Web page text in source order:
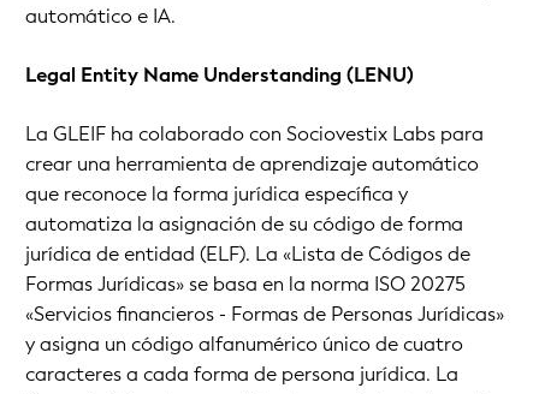
automático e IA.
Legal Entity Name Understanding (LENU)
La GLEIF ha colaborado con Sociovestix Labs para
crear una herramienta de aprendizaje automático
que reconoce la forma jurídica específica y
automatiza la asignación de su código de forma
jurídica de entidad (ELF). La «Lista de Códigos de
Formas Jurídicas» se basa en la norma ISO 20275
«Servicios financieros - Formas de Personas Jurídicas»
y asigna un código alfanumérico único de cuatro
caracteres a cada forma de persona jurídica. La